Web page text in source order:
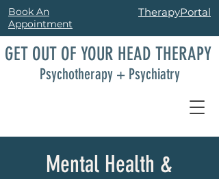
Book An
Appointment
TherapyPortal
GET OUT OF YOUR HEAD THERAPY
Psychotherapy + Psychiatry
Mental Health &